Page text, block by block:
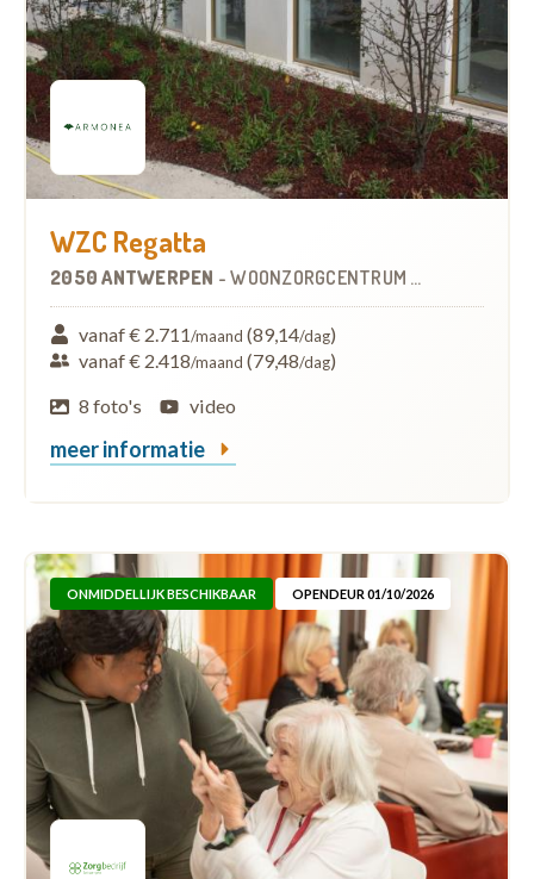
WZC Regatta
2050 ANTWERPEN -WOONZORGCENTRUM (WZC)
vanaf € 2.711/maand (89,14/dag)
vanaf € 2.418/maand (79,48/dag)
8 foto's
video
meer informatie
ONMIDDELLIJK BESCHIKBAAR OPENDEUR 01/10/2026